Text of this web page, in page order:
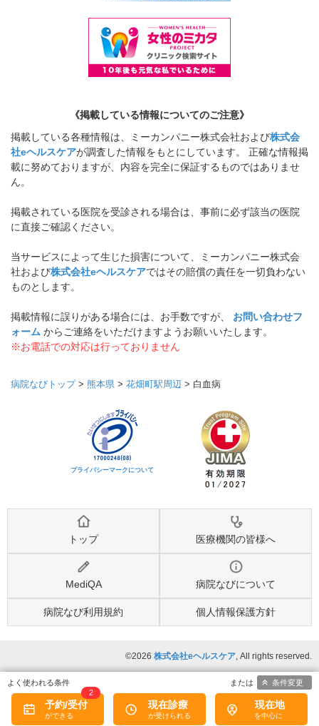
《掲載している情報についてのご注意》
掲載している各種情報は、ミーカンパニー株式会社および株式会
社eヘルスケアが調査した情報をもとにしています。 正確な情報掲
載に努めておりますが、内容を完全に保証するものではありませ
ん。
掲載されている医院を受診される場合は、事前に必ず該当の医院
に直接ご確認ください。
当サービスによって生じた損害について、ミーカンパニー株式会
社および株式会社eヘルスケアではその賠償の責任を一切負わない
ものとします。
掲載情報に誤りがある場合には、お手数ですが、 お問い合わせフ
ォーム からご連絡をいただけますようお願いいたします。
※お電話での対応は行っておりません
病院なびトップ> 熊本県 > 花畑町駅周辺 > 白血病
プライバシーマークについて
トップ 医療機関の皆様へ
MediQA 病院なびについて
病院なび利用規約 個人情報保護方針
©2026 株式会社eヘルスケア, All rights reserved.
予約/受付
2
現在診療 現在地
条件変更